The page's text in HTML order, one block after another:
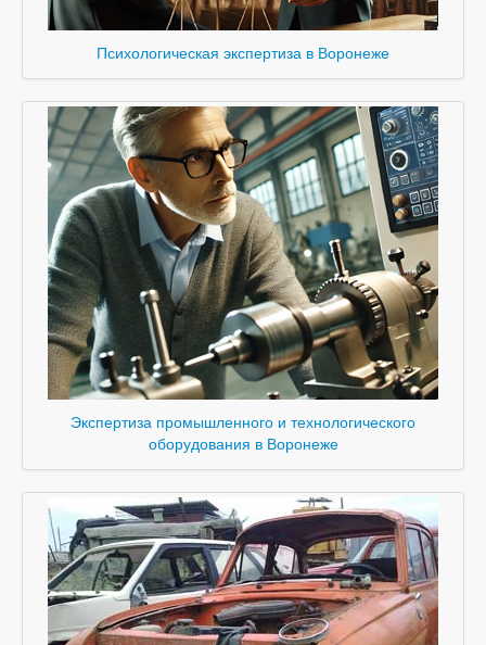
Психологическая экспертиза в Воронеже
Экспертиза промышленного и технологического
оборудования в Воронеже